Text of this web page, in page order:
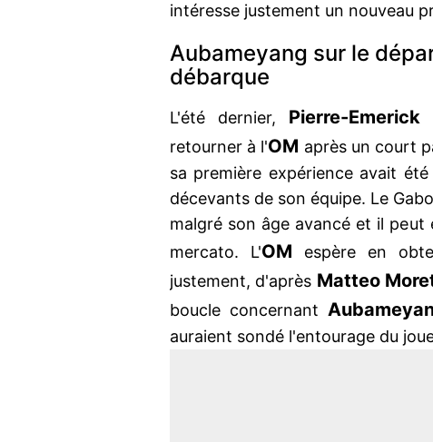
intéresse justement un nouveau
Aubameyang sur le
débarque
L'été dernier, Pierre-Emerick
retourner à l'OM après un court
sa première expérience avait
décevants de son équipe. Le
malgré son âge avancé et il
mercato. L'OM espère en
justement, d'après Matteo
boucle concernant
auraient sondé l'entourage du